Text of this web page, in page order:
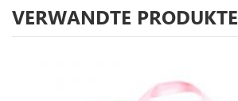
VERWANDTE PRODUKTE